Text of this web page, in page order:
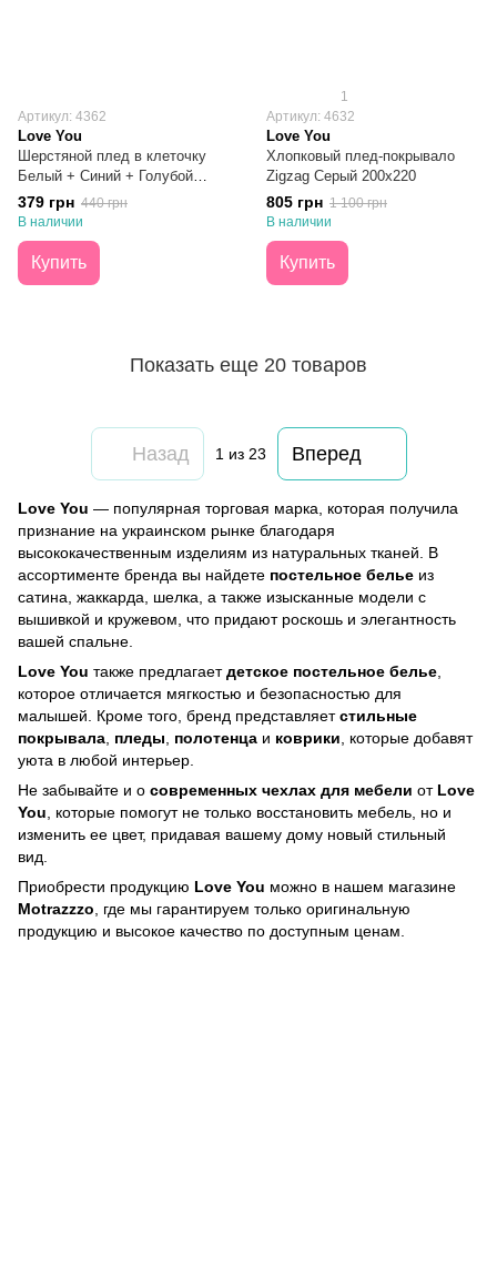
Артикул: 4362
Love You
Шерстяной плед в клеточку
Белый + Синий + Голубой
140х200
379 грн 440 грн
В наличии
Купить
1
Артикул: 4632
Love You
Хлопковый плед-покрывало
Zigzag Серый 200х220
805 грн 1 100 грн
В наличии
Купить
Показать еще 20 товаров
Назад 1 из 23 Вперед
Love You — популярная торговая марка, которая получила
признание на украинском рынке благодаря
высококачественным изделиям из натуральных тканей. В
ассортименте бренда вы найдете постельное белье из
сатина, жаккарда, шелка, а также изысканные модели с
вышивкой и кружевом, что придают роскошь и элегантность
вашей спальне.
Love You также предлагаетдетское постельное белье
которое отличается мягкостью и безопасностью для
малышей. Кроме того, бренд представляетстильные
покрывала пледы полотенца и коврики , которые добавят
уюта в любой интерьер.
Не забывайте и о современных чехлах для мебели от Love
You , которые помогут не только восстановить мебель, но и
изменить ее цвет, придавая вашему дому новый стильный
вид.
Приобрести продукцию Love You можно в нашем магазине
Motrazzzo , где мы гарантируем только оригинальную
продукцию и высокое качество по доступным ценам.